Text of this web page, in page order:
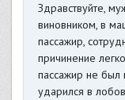
Здравствуйте,
виновником, в
пассажир,
причинение
пассажир не был
ударился в